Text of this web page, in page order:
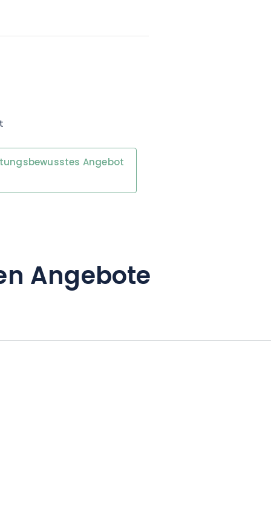
dies auf den ersten Blick
Sie beleben. Vor allem aber
nah an der Natur zu leben
ist mit drei großen Betten,
einer voll
Bad, in dem Sie sich
Angebot
Angebote